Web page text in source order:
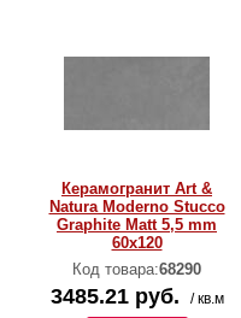
Керамогранит Art &
Natura Moderno Stucco
Graphite Matt 5,5 mm
60х120
Код товара:68290
3485.21 руб. / кв.м